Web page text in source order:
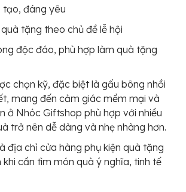
tạo, đáng yêu
tặng theo chủ đề lễ hội
độc đáo, phù hợp làm quà tặng
chọn kỹ, đặc biệt là gấu bông nhồi
mang đến cảm giác mềm mại và
ở Nhóc Giftshop phù hợp với nhiều
trở nên dễ dàng và nhẹ nhàng hơn.
địa chỉ cửa hàng phụ kiện quà tặng
cần tìm món quà ý nghĩa, tinh tế